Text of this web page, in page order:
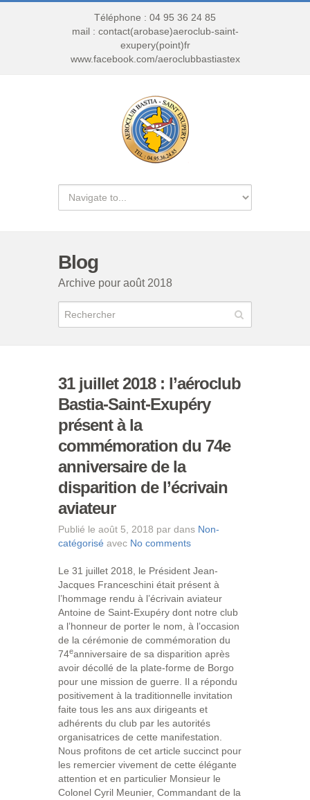
Téléphone : 04 95 36 24 85
mail : contact(arobase)aeroclub-saint-
exupery(point)fr
www.facebook.com/aeroclubbastiastex
Blog
Archive pour août 2018
31 juillet 2018 : l’aéroclub
Bastia-Saint-Exupéry
présent à la
commémoration du 74e
anniversaire de la
disparition de l’écrivain
aviateur
Publié le août 5, 2018 par dans Non-
catégorisé avec No comments
Le 31 juillet 2018, le Président Jean-
Jacques Franceschini était présent à
l’hommage rendu à l’écrivain aviateur
Antoine de Saint-Exupéry dont notre club
a l’honneur de porter le nom, à l’occasion
de la cérémonie de commémoration du
74eanniversaire de sa disparition après
avoir décollé de la plate-forme de Borgo
pour une mission de guerre. Il a répondu
positivement à la traditionnelle invitation
faite tous les ans aux dirigeants et
adhérents du club par les autorités
organisatrices de cette manifestation.
Nous profitons de cet article succinct pour
les remercier vivement de cette élégante
attention et en particulier Monsieur le
Colonel Cyril Meunier, Commandant de la